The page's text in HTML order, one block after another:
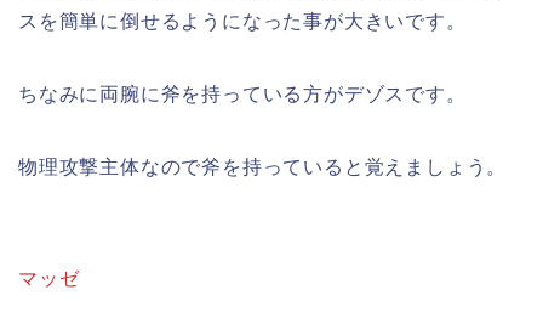
スを簡単に倒せるようになった事が大きいです。
ちなみに両腕に斧を持っている方がデゾスです。
物理攻撃主体なので斧を持っていると覚えましょう。
マッゼ